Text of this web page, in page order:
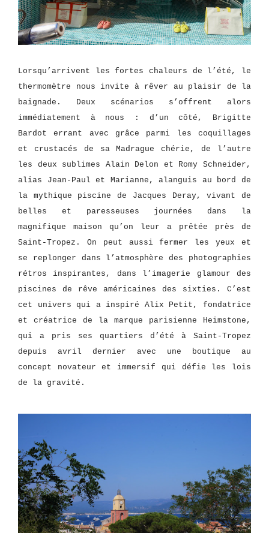
Lorsqu’arrivent les fortes chaleurs de l’été, le
thermomètre nous invite à rêver au plaisir de la
baignade. Deux scénarios s’offrent alors
immédiatement à nous : d’un côté, Brigitte
Bardot errant avec grâce parmi les coquillages
et crustacés de sa Madrague chérie, de l’autre
les deux sublimes Alain Delon et Romy Schneider,
alias Jean-Paul et Marianne, alanguis au bord de
la mythique piscine de Jacques Deray, vivant de
belles et paresseuses journées dans la
magnifique maison qu’on leur a prêtée près de
Saint-Tropez. On peut aussi fermer les yeux et
se replonger dans l’atmosphère des photographies
rétros inspirantes, dans l’imagerie glamour des
piscines de rêve américaines des sixties. C’est
cet univers qui a inspiré Alix Petit, fondatrice
et créatrice de la marque parisienne Heimstone,
qui a pris ses quartiers d’été à Saint-Tropez
depuis avril dernier avec une boutique au
concept novateur et immersif qui défie les lois
de la gravité.